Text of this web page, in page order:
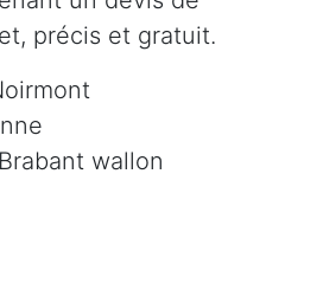
précis et gratuit.
wallon